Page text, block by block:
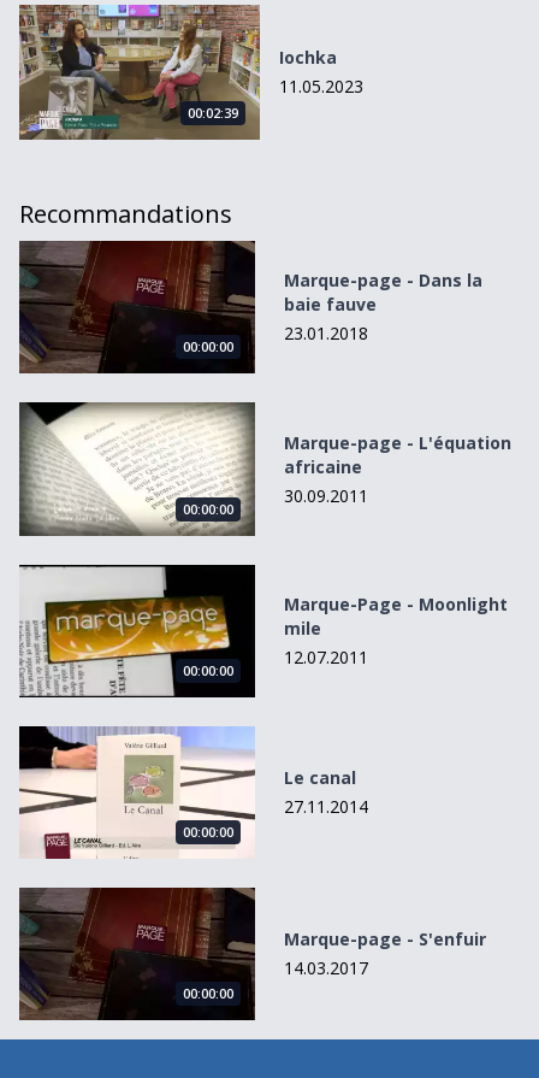
Iochka
00:02:39
Iochka
11.05.2023
Recommandations
Marque-page - Dans la baie fauve
00:00:00
Marque-page - Dans la
baie fauve
23.01.2018
Marque-page - L&#039;équation africaine
00:00:00
Marque-page - L'équation
africaine
30.09.2011
Marque-Page - Moonlight mile
00:00:00
Marque-Page - Moonlight
mile
12.07.2011
Le canal
00:00:00
Le canal
27.11.2014
Marque-page - S&#039;enfuir
00:00:00
Marque-page - S'enfuir
14.03.2017